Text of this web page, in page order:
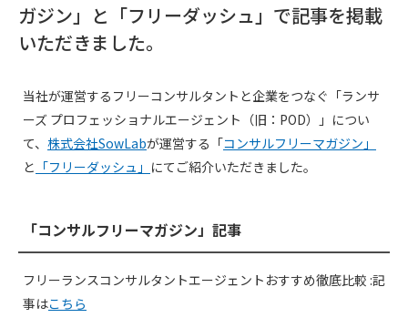
ガジン」と「フリーダッシュ」で記事を掲載
いただきました。
当社が運営するフリーコンサルタントと企業をつなぐ「ランサ
ーズ プロフェッショナルエージェント（旧：POD）」につい
て、 株式会社SowLabが運営する「コンサルフリーマガジン」
と 「フリーダッシュ」 にてご紹介いただきました。
「コンサルフリーマガジン」記事
フリーランスコンサルタントエージェントおすすめ徹底比較 :記
事はこちら